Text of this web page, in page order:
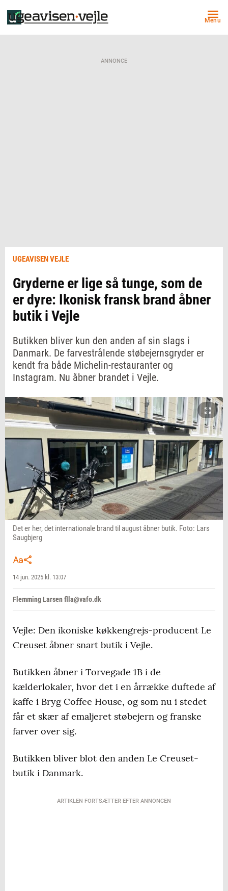
Menu
ANNONCE
UGEAVISEN VEJLE
Gryderne er lige så tunge, som de
er dyre: Ikonisk fransk brand åbner
butik i Vejle
Butikken bliver kun den anden af sin slags i
Danmark. De farvestrålende støbejernsgryder er
kendt fra både Michelin-restauranter og
Instagram. Nu åbner brandet i Vejle.
Det er her, det internationale brand til august åbner butik. Foto: Lars
Saugbjerg
14 jun. 2025 kl. 13:07
Flemming Larsen flla@vafo.dk
Vejle: Den ikoniske køkkengrejs-producent Le
Creuset åbner snart butik i Vejle.
Butikken åbner i Torvegade 1B i de
kælderlokaler, hvor det i en årrække duftede af
kaffe i Bryg Coffee House, og som nu i stedet
får et skær af emaljeret støbejern og franske
farver over sig.
Butikken bliver blot den anden Le Creuset-
butik i Danmark.
ARTIKLEN FORTSÆTTER EFTER ANNONCEN